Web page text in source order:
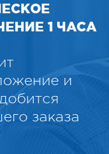
1 ЧАСА
и
заказа